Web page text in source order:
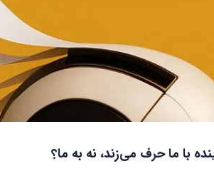
با ما حرف می‌زند، نه به ما؟